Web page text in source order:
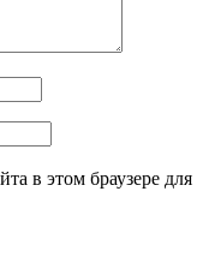
в этом браузере для